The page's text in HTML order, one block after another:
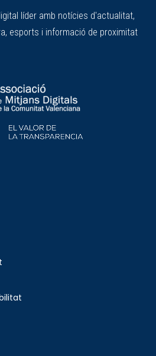
líder amb notícies d'actualitat,
esports i informació de proximitat